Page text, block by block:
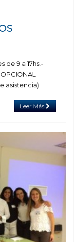
9 a 17hs.-
asistencia)
Leer Más